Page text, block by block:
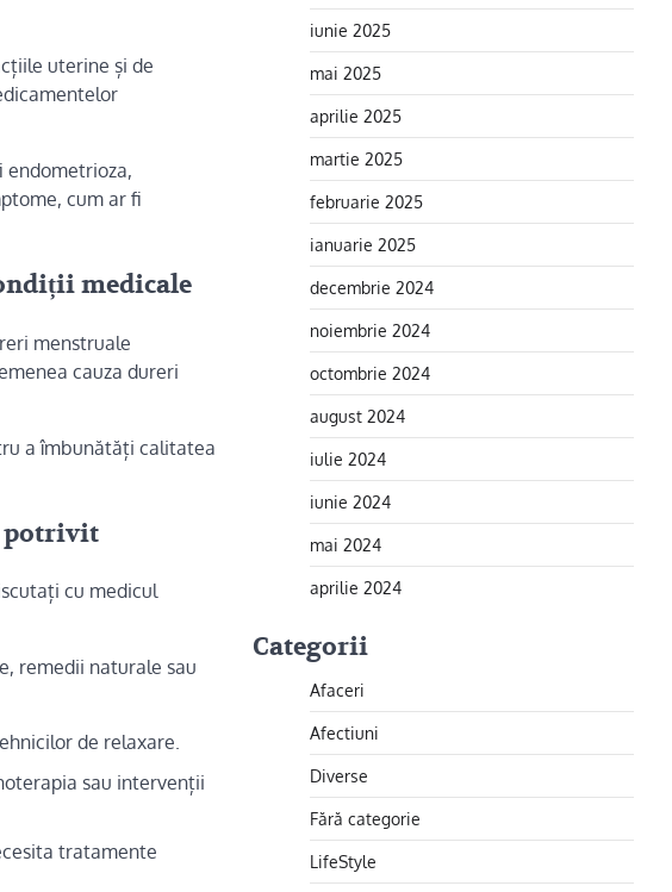
uterine și de
endometrioza,
cum ar fi
medicale
menstruale
cauza dureri
a îmbunătăți calitatea
potrivit
cu medicul
remedii naturale sau
de relaxare.
sau intervenții
tratamente
iunie 2025
mai 2025
aprilie 2025
martie 2025
februarie 2025
ianuarie 2025
decembrie 2024
noiembrie 2024
octombrie 2024
august 2024
iulie 2024
iunie 2024
mai 2024
aprilie 2024
Categorii
Afaceri
Afectiuni
Diverse
Fără categorie
LifeStyle